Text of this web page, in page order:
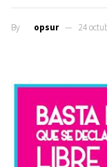
By opsur 24